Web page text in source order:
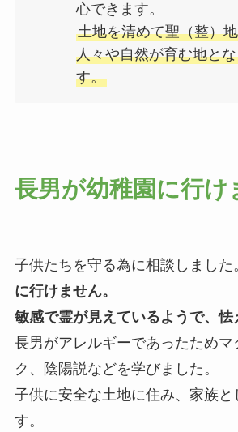
心できます。
土地を清めて聖（整）
人々や自然が育む地と
す。
長男が幼稚園に行け
子供たちを守る為に相談しました
に行けません。
敏感で霊が見えているようで、怯
長男がアレルギーであったためマ
ク、陰陽説などを学びました。
子供に安全な土地に住み、家族
す。